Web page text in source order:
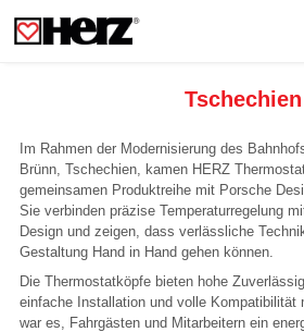
Tschechien
Im Rahmen der Modernisierung des
Brünn, Tschechien, kamen HERZ
gemeinsamen Produktreihe mit Porsche
Sie verbinden präzise Temperaturregelung
Design und zeigen, dass verlässliche
Gestaltung Hand in Hand gehen können.
Die Thermostatköpfe bieten hohe
einfache Installation und volle Kompatibilität
war es, Fahrgästen und Mitarbeitern ein